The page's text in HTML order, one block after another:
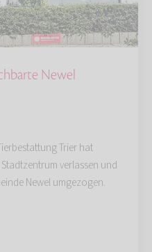
Newel
Trier hat
verlassen und
Newel umgezogen.